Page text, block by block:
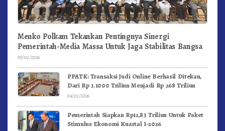
Menko Polkam Tekankan Pentingnya Sinergi
Pemerintah-Media Massa Untuk Jaga Stabilitas Bangsa
05/02/2026
PPATK: Transaksi Judi Online Berhasil Ditekan,
Dari Rp 1.1000 Triliun Menjadi Rp 268 Triliun
04/02/2026
Pemerintah Siapkan Rp12,83 Triliun Untuk Paket
Stimulus Ekonomi Kuartal I-2026